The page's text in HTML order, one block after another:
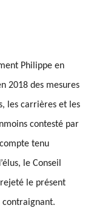
Philippe en
2018 des mesures
les carrières et les
contesté par
tenu
le Conseil
le présent